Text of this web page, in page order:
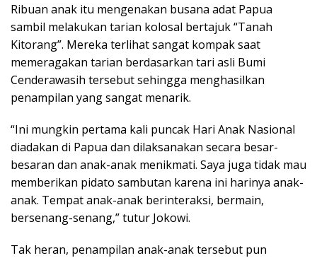
Ribuan anak itu mengenakan busana adat Papua
sambil melakukan tarian kolosal bertajuk “Tanah
Kitorang”. Mereka terlihat sangat kompak saat
memeragakan tarian berdasarkan tari asli Bumi
Cenderawasih tersebut sehingga menghasilkan
penampilan yang sangat menarik.
“Ini mungkin pertama kali puncak Hari Anak Nasional
diadakan di Papua dan dilaksanakan secara besar-
besaran dan anak-anak menikmati. Saya juga tidak mau
memberikan pidato sambutan karena ini harinya anak-
anak. Tempat anak-anak berinteraksi, bermain,
bersenang-senang,” tutur Jokowi.
Tak heran, penampilan anak-anak tersebut pun